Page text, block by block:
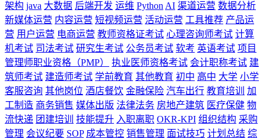
架构 java 大数据 后端开发 运维 Python AI 渠道运营 数据分析
新媒体运营 内容运营 短视频运营 活动运营 工具推荐 产品运
营 用户运营 电商运营 教师资格证考试 心理咨询师考试 计算
机考试 司法考试 研究生考试 公务员考试 软考 英语考试 项目
管理师职业资格（PMP）
执业医师资格考试 会计职称考试 建
筑师考试 建造师考试 学前教育 其他教育 初中 高中 大学 小学
客服咨询 其他岗位 酒店餐饮 金融保险 汽车出行 教育培训
加
工制造 商务销售 媒体出版 法律法务 房地产建筑 医疗保健 物
流快递 团建培训 技能提升 入职离职 OKR-KPI 组织结构 采购
管理 会议纪要 SOP 成本管控 销售管理 面试技巧 计划总结 综